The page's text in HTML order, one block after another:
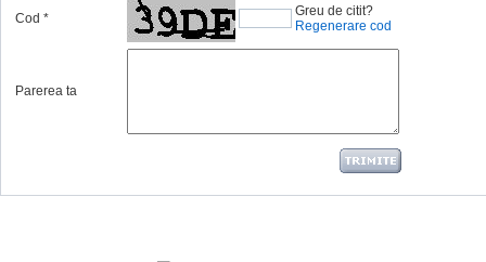
Cod *
Greu de citit?
Regenerare cod
Parerea ta